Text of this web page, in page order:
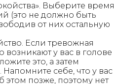
Выберите время
(это не должно быть
от них остальную
Если тревожная
у вас в голове
это, а затем
себе, что у вас
этом позже, поэтому нет